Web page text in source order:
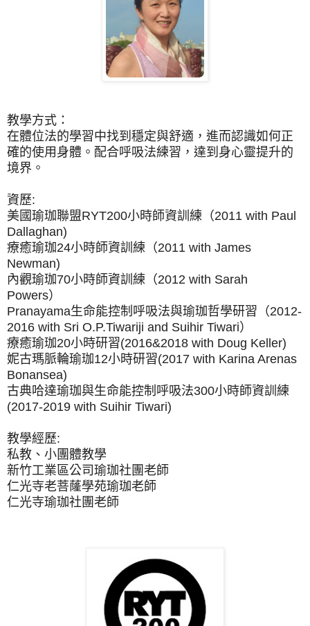
教學方式：
在體位法的學習中找到穩定與舒適，進而認識如何正
確的使用身體。 配合呼吸法練習，達到身心靈提升的
境界。
資歷:
美國瑜珈聯盟RYT200小時師資訓練（2011 with Paul
Dallaghan)
療癒瑜珈24小時師資訓練（2011 with James
Newman)
內觀瑜珈70小時師資訓練（2012 with Sarah
Powers）
Pranayama生命能控制呼吸法與瑜珈哲學研習（2012-
2016 with Sri O.P.Tiwariji and Suihir Tiwari）
療癒瑜珈20小時研習(2016&2018 with Doug Keller)
妮古瑪脈輪瑜珈12小時研習(2017 with Karina Arenas
Bonansea)
古典哈達瑜珈與生命能控制呼吸法300小時師資訓練
(2017-2019 with Suihir Tiwari)
教學經歷:
私教、小團體教學
新竹工業區公司瑜珈社團老師
仁光寺老菩蕯學苑瑜珈老師
仁光寺瑜珈社團老師